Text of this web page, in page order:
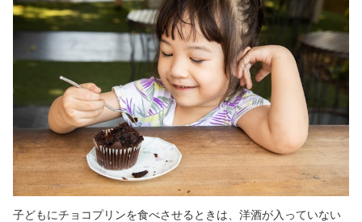
子どもにチョコプリンを食べさせるときは、洋酒が入っていない